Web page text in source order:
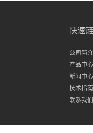
快速
公司简介
产品中心
新闻中心
技术指南
联系我们